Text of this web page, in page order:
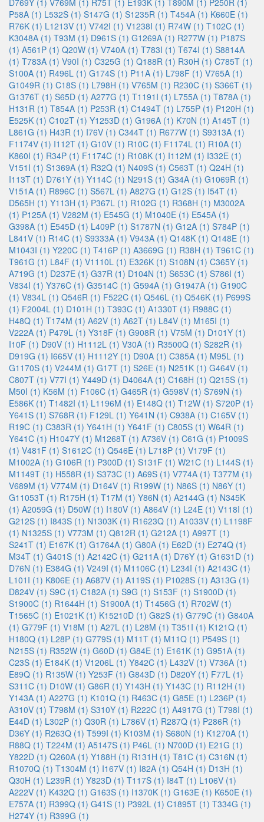
D769Y (1) V769M (1) R75T (1) E193K (1) T890M (1) P250R (1)
P58A (1) L532S (1) S147G (1) S1235R (1) T454A (1) K660E (1)
R76K (1) L1213V (1) V742I (1) V1238I (1) R74W (1) T102C (1)
K3048A (1) T93M (1) D961S (1) G1269A (1) R277W (1) P187S
(1) A561P (1) Q20W (1) V740A (1) T783I (1) T674I (1) S8814A
(1) T783A (1) V90I (1) C325G (1) Q188R (1) R30H (1) C785T (1)
S100A (1) R496L (1) G174S (1) P11A (1) L798F (1) V765A (1)
G1049R (1) C18S (1) L798H (1) V765M (1) R230C (1) S366T (1)
G1376T (1) S65D (1) A277G (1) T1191I (1) L755A (1) T878A (1)
H131R (1) T854A (1) P253R (1) C1494T (1) L755P (1) P120H (1)
E525K (1) C102T (1) Y1253D (1) G196A (1) K70N (1) A145T (1)
L861G (1) H43R (1) I76V (1) C344T (1) R677W (1) S9313A (1)
F1174V (1) I112T (1) G10V (1) R10C (1) F1174L (1) R10A (1)
K860I (1) R34P (1) F1174C (1) R108K (1) I112M (1) I332E (1)
V151I (1) S1369A (1) R32Q (1) N409S (1) C563T (1) Q24H (1)
I113T (1) D761Y (1) Y114C (1) N291S (1) G34A (1) G1069R (1)
V151A (1) R896C (1) S567L (1) A827G (1) G12S (1) I54T (1)
D565H (1) Y113H (1) P367L (1) R102G (1) R368H (1) M3002A
(1) P125A (1) V282M (1) E545G (1) M1040E (1) E545A (1)
G398A (1) E545D (1) L409P (1) S1787N (1) G12A (1) S784P (1)
L841V (1) R14C (1) S9333A (1) V943A (1) Q148K (1) Q148E (1)
M1043I (1) Y220C (1) T416P (1) A3669G (1) R38H (1) T961C (1)
T961G (1) L84F (1) V1110L (1) E326K (1) S108N (1) C365Y (1)
A719G (1) D237E (1) G37R (1) D104N (1) S653C (1) S786I (1)
V834I (1) Y376C (1) G3514C (1) G594A (1) G1947A (1) G190C
(1) V834L (1) Q546R (1) F522C (1) Q546L (1) Q546K (1) P699S
(1) F2004L (1) D101H (1) T393C (1) A1330T (1) R988C (1)
H48Q (1) T174M (1) A62V (1) A62T (1) L84V (1) M165I (1)
V222A (1) P479L (1) Y318F (1) G908R (1) V75M (1) D101Y (1)
I10F (1) D90V (1) H1112L (1) V30A (1) R3500Q (1) S282R (1)
D919G (1) I665V (1) H1112Y (1) D90A (1) C385A (1) M95L (1)
G1170S (1) V244M (1) G17T (1) S26E (1) N251K (1) G464V (1)
C807T (1) V77I (1) Y449D (1) D4064A (1) C168H (1) Q215S (1)
M50I (1) K56M (1) F106C (1) G465R (1) G598V (1) S769N (1)
E586K (1) T1482I (1) L1196M (1) E148Q (1) T12W (1) S720P (1)
Y641S (1) S768R (1) F129L (1) Y641N (1) C938A (1) C165V (1)
R19C (1) C383R (1) Y641H (1) Y641F (1) C805S (1) W64R (1)
Y641C (1) H1047Y (1) M1268T (1) A736V (1) C61G (1) P1009S
(1) V481F (1) S1612C (1) Q546E (1) L718P (1) V179F (1)
M1002A (1) G106R (1) P300D (1) S131F (1) W21C (1) L144S (1)
M1149T (1) H558R (1) S373C (1) A69S (1) V774A (1) T377M (1)
V689M (1) V774M (1) D164V (1) R199W (1) N86S (1) N86Y (1)
G11053T (1) R175H (1) T17M (1) Y86N (1) A2144G (1) N345K
(1) A2059G (1) D50W (1) I180V (1) A864V (1) L24E (1) V118I (1)
G212S (1) I843S (1) N1303K (1) R1623Q (1) A1033V (1) L1198F
(1) N1325S (1) V773M (1) Q812R (1) G212A (1) A997T (1)
S241T (1) E167K (1) G1764A (1) G80A (1) E62D (1) E274Q (1)
M34T (1) G401S (1) A2142C (1) G211A (1) D76Y (1) G1631D (1)
D76N (1) E384G (1) V249I (1) M1106C (1) L234I (1) A2143C (1)
L101I (1) K806E (1) A687V (1) A119S (1) P1028S (1) A313G (1)
D824V (1) S9C (1) C182A (1) S9G (1) S153F (1) S1900D (1)
S1900C (1) R1644H (1) S1900A (1) T1456G (1) R702W (1)
T1565C (1) E1021K (1) K15210D (1) G82S (1) G779C (1) G840A
(1) G779F (1) V18M (1) A27L (1) L28M (1) T351I (1) K121Q (1)
H180Q (1) L28P (1) G779S (1) M11T (1) M11Q (1) P549S (1)
N215S (1) R352W (1) G60D (1) G84E (1) E161K (1) G951A (1)
C23S (1) E184K (1) V1206L (1) Y842C (1) L432V (1) V736A (1)
E89Q (1) R135W (1) Y253F (1) G843D (1) D820Y (1) F77L (1)
S311C (1) D10W (1) G86R (1) Y143H (1) Y143C (1) R112H (1)
Y143A (1) A227G (1) K101Q (1) R463C (1) G85E (1) L236P (1)
A310V (1) T798M (1) S310Y (1) R222C (1) A4917G (1) T798I (1)
E44D (1) L302P (1) Q30R (1) L786V (1) R287Q (1) P286R (1)
D36Y (1) R263Q (1) T599I (1) K103M (1) S680N (1) K1270A (1)
R88Q (1) T224M (1) A5147S (1) P46L (1) N700D (1) E21G (1)
Y822D (1) Q260A (1) Y188H (1) R131H (1) T81C (1) C316N (1)
R1070Q (1) T1304M (1) I167V (1) I82A (1) Q54H (1) D13H (1)
Q30H (1) L239R (1) Y823D (1) T117S (1) I84T (1) L106V (1)
A222V (1) K432Q (1) G163S (1) I1370K (1) G163E (1) K650E (1)
E757A (1) R399Q (1) G41S (1) P392L (1) C1895T (1) T334G (1)
H274Y (1) R399G (1)